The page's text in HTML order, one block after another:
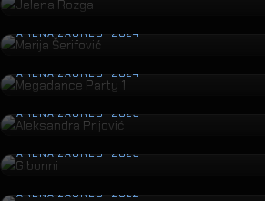
Marija Šerifović
ARENA ZAGREB · 2024
Megadance Party 1
ARENA ZAGREB · 2024
Aleksandra Prijović
ARENA ZAGREB · 2023
Gibonni
ARENA ZAGREB · 2023
Jelena Rozga
ARENA ZAGREB · 2022